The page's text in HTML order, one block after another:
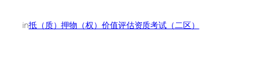
in抵（质）押物（权）价值评估资质考试（二区）